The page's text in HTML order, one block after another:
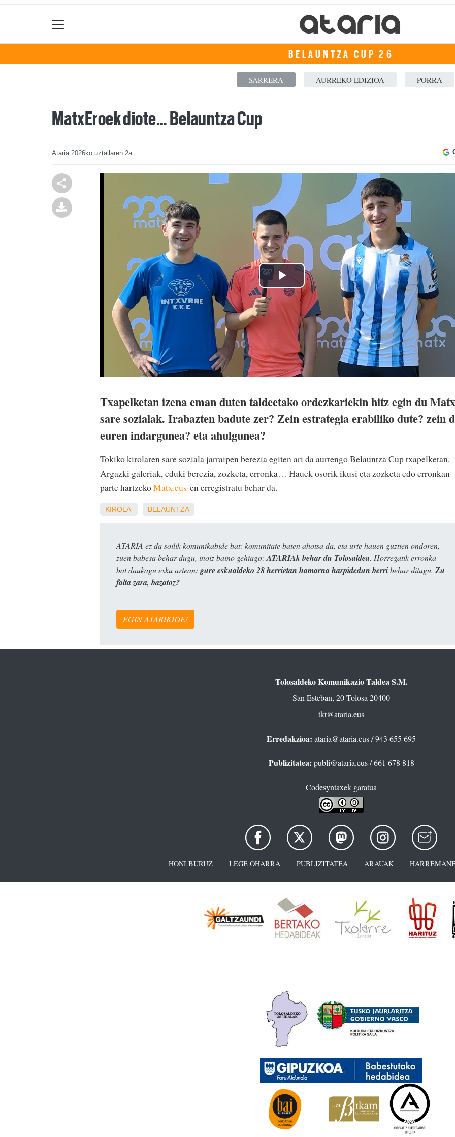
BELAUNTZA CUP 26
SARRERA AURREKO EDIZIOA PORRA
MatxEroek diote… Belauntza Cup
Ataria 2026ko uztailaren 2a
Txapelketan izena eman duten taldeetako ordezkariekin hitz egin du Matx
sare sozialak. Irabazten badute zer? Zein estrategia erabiliko dute? zein
euren indargunea? eta ahulgunea?
Tokiko kirolaren sare soziala jarraipen berezia egiten ari da aurtengo Belauntza Cup txapelketan.
Argazki galeriak, eduki berezia, zozketa, erronka… Hauek osorik ikusi eta zozketa edo erronkan
parte hartzekoMatx.eus-en erregistratu behar da.
KIROLA BELAUNTZA
ATARIA ez da soilik komunikabide bat: komunitate baten ahotsa da, eta urte hauen guztien ondoren,
zuen babesa behar dugu, inoiz baino gehiago:ATARIAk behar du Tolosaldea. Horregatik erronka
bat daukagu esku artean: gure eskualdeko 28 herrietan hamarna harpidedun berribehar ditugu. Zu
falta zara, bazatoz?
EGIN ATARIKIDE!
Tolosaldeko Komunikazio Taldea S.M.
San Esteban, 20 Tolosa 20400
tkt@ataria.eus
Erredakzioa: ataria@ataria.eus/ 943 655 695
Publizitatea: publi@ataria.eus/ 661 678 818
Codesyntaxek garatua
HONI BURUZ LEGE OHARRA PUBLIZITATEA ARAUAK